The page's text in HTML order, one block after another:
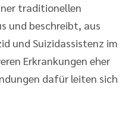
traditionellen
und beschreibt, aus
und Suizidassistenz im
Erkrankungen eher
dafür leiten sich